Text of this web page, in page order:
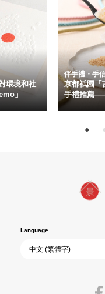
環境和社
」
伴手禮・手
京都祇園「
手禮推薦
Language